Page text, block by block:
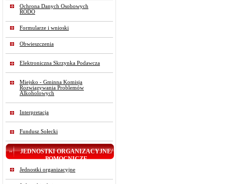
Ochrona Danych Osobowych
RODO
Formularze i wnioski
Obwieszczenia
Elektroniczna Skrzynka Podawcza
Miejsko - Gminna Komisja
Rozwiązywania Problemów
Alkoholowych
Interpretacja
Fundusz Sołecki
JEDNOSTKI ORGANIZACYJNE/
POMOCNICZE
Jednostki organizacyjne